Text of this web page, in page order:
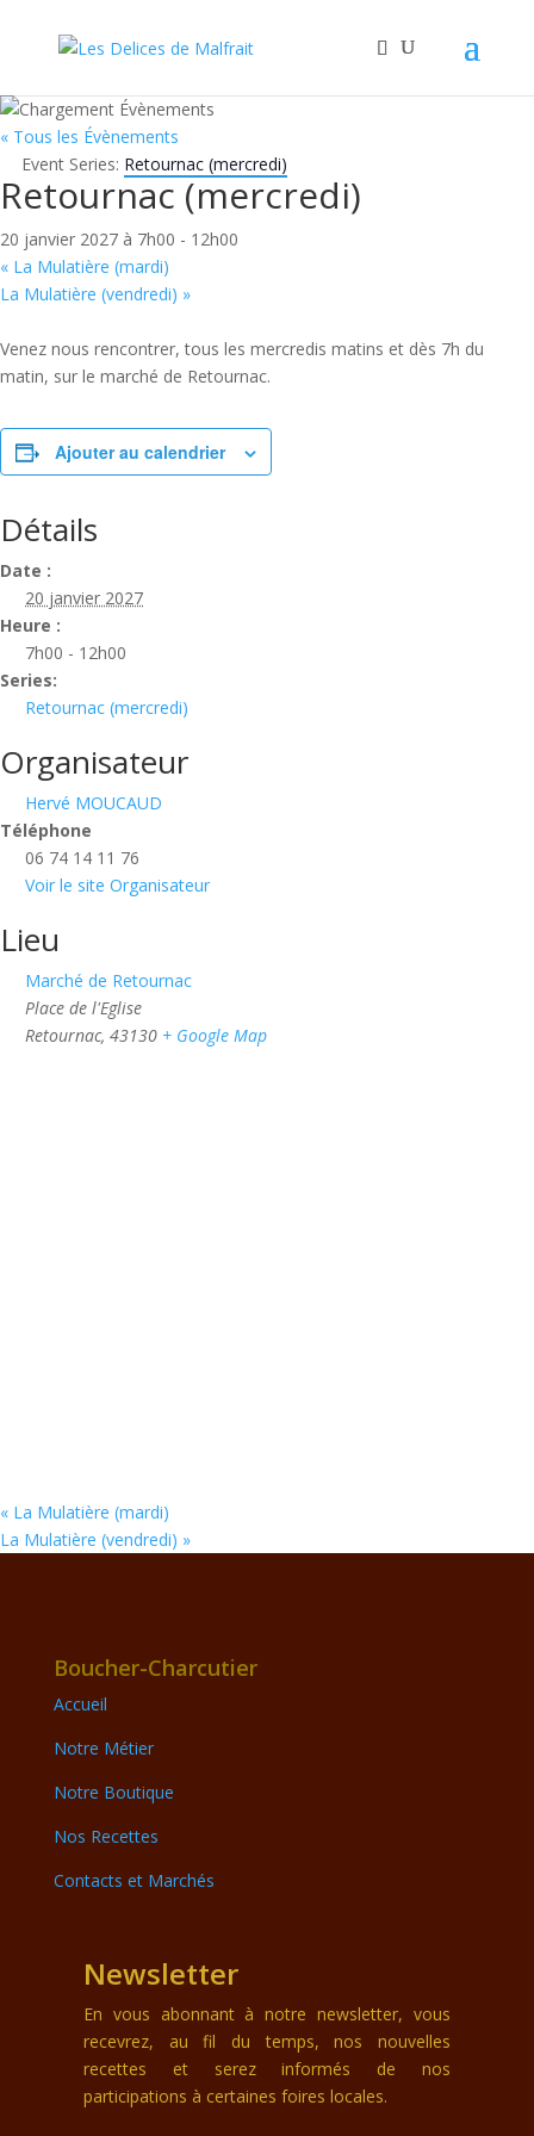
« Tous les Évènements
Event Series: Retournac (mercredi)
Retournac (mercredi)
20 janvier 2027 à 7h00 - 12h00
« La Mulatière (mardi)
La Mulatière (vendredi) »
Venez nous rencontrer, tous les mercredis matins et dès 7h du
matin, sur le marché de Retournac.
Ajouter au calendrier
Détails
Date :
20 janvier 2027
Heure :
7h00 - 12h00
Series:
Retournac (mercredi)
Organisateur
Hervé MOUCAUD
Téléphone
06 74 14 11 76‬
Voir le site Organisateur
Lieu
Marché de Retournac
Place de l'Eglise
Retournac, 43130 + Google Map
« La Mulatière (mardi)
La Mulatière (vendredi) »
Boucher-Charcutier
Accueil
Notre Métier
Notre Boutique
Nos Recettes
Contacts et Marchés
Newsletter
En vous abonnant à notre newsletter, vous
recevrez, au fil du temps, nos nouvelles
recettes et serez informés de nos
participations à certaines foires locales.